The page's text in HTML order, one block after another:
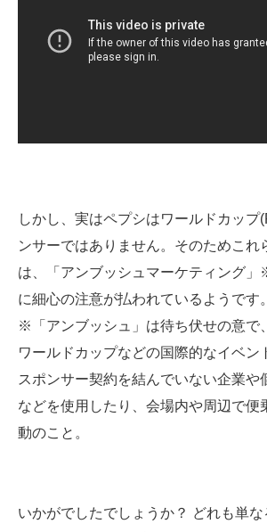
しかし、実はペプシはワールドカップ
ンサーではありません。そのためこれ
は、「アンブッシュマーケティング」
に細心の注意が払われているようです。
※「アンブッシュ」は待ち伏せの意で
ワールドカップなどの国際的なイベン
スポンサー契約を結んでいない企業や
などを使用したり、会場内や周辺で便
動のこと。
いかがでしたでしょうか？ どれも単